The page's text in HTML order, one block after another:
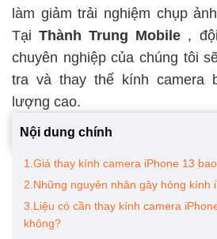
làm giảm trải nghiệm chụp
TạiThành Trung Mobile ,
chuyên nghiệp của chúng tôi
tra và thay thế kính camera
lượng cao.
Nội dung chính
1.Giá thay kính camera iPhone 13
2.Những nguyên nhân gây hỏng kính
3.Liệu có cần thay kính camera
không?